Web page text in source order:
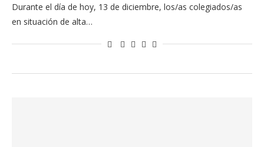
Durante el día de hoy, 13 de diciembre, los/as colegiados/as
en situación de alta…